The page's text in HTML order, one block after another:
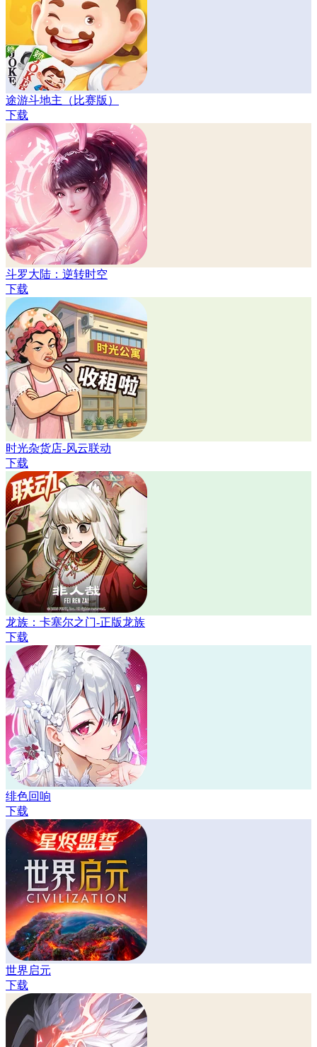
途游斗地主（比赛版）
下载
斗罗大陆：逆转时空
下载
时光杂货店-风云联动
下载
龙族：卡塞尔之门-正版龙族
下载
绯色回响
下载
世界启元
下载